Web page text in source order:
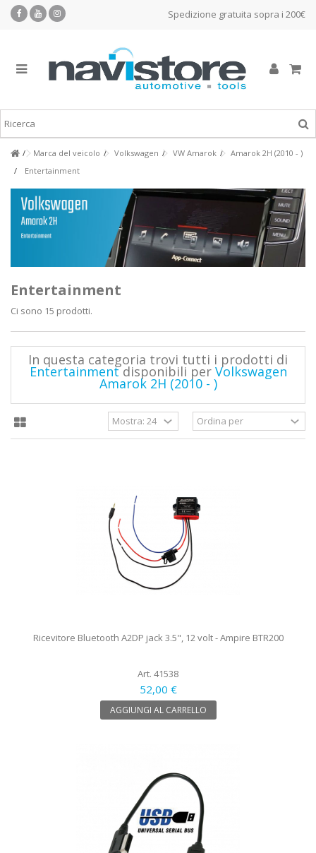
Spedizione gratuita sopra i 200€
Marca del veicolo Volkswagen VW Amarok
Amarok 2H (2010 - )
Entertainment
Entertainment
Ci sono 15 prodotti.
In questa categoria trovi tutti i prodotti di
Entertainmentdisponibili per Volkswagen
Amarok 2H (2010 - )
Ricevitore Bluetooth A2DP jack 3.5", 12 volt - Ampire BTR200
Art. 41538
52,00 €
AGGIUNGI AL CARRELLO